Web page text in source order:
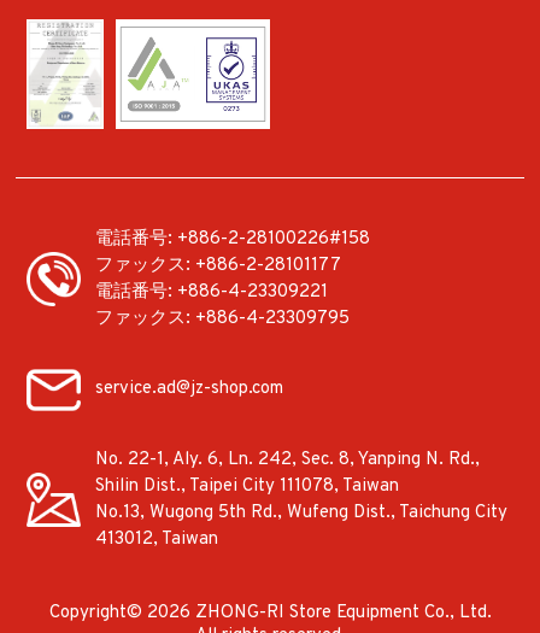
電話番号: +886-2-28100226#158
ファックス: +886-2-28101177
電話番号: +886-4-23309221
ファックス: +886-4-23309795
service.ad@jz-shop.com
No. 22-1, Aly. 6, Ln. 242, Sec. 8, Yanping N. Rd.,
Shilin Dist., Taipei City 111078, Taiwan
No.13, Wugong 5th Rd., Wufeng Dist., Taichung City
413012, Taiwan
Copyright© 2026 ZHONG-RI Store Equipment Co., Ltd.